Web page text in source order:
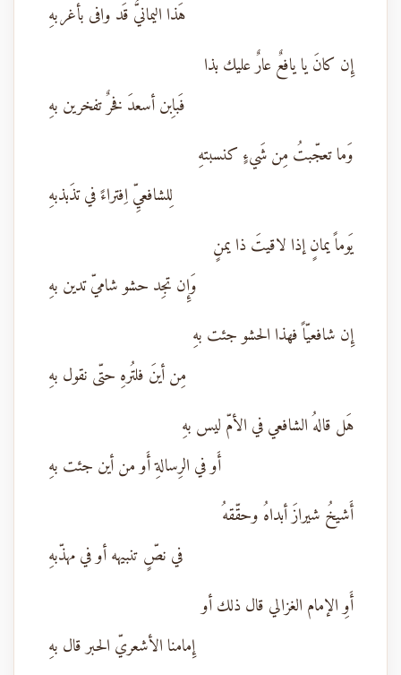
هَذا اليمانيُّ قَد وافى بأغربهِ
إِن كانَ يا يافعٌ عارٌ عليك بذا
فَباِبن أسعدَ فخرٌ تفخرين بهِ
وَما تعجّبتُ مِن شَيءٍ كنسبتهِ
لِلشافعيِّ اِفتراءً في تذَبذبهِ
يَوماً يمانٍ إذا لاقيتَ ذا يمنٍ
وَإِن تجِد حشو شاميّ تدين بهِ
إِن شافعيّاً فهذا الحشو جئت بهِ
مِن أينَ فلتُرهِ حتّى نقول بهِ
هَل قالهُ الشافعي في الأمّ ليس بهِ
أَو في الرِسالةِ أَو من أين جئت بهِ
أَشيخُ شيرازَ أبداهُ وحقّقهُ
في نصٍّ تنبيهه أو في مهذّبهِ
أَوِ الإمام الغزالي قال ذلك أو
إِمامنا الأشعريّ الحبر قال بهِ